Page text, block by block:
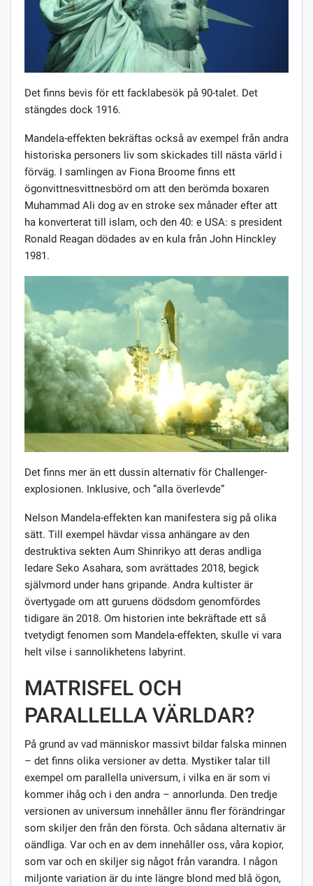
Det finns bevis för ett facklabesök på 90-talet. Det
stängdes dock 1916.
Mandela-effekten bekräftas också av exempel från andra
historiska personers liv som skickades till nästa värld i
förväg. I samlingen av Fiona Broome finns ett
ögonvittnesvittnesbörd om att den berömda boxaren
Muhammad Ali dog av en stroke sex månader efter att
ha konverterat till islam, och den 40: e USA: s president
Ronald Reagan dödades av en kula från John Hinckley
1981.
Det finns mer än ett dussin alternativ för Challenger-
explosionen. Inklusive, och ”alla överlevde”
Nelson Mandela-effekten kan manifestera sig på olika
sätt. Till exempel hävdar vissa anhängare av den
destruktiva sekten Aum Shinrikyo att deras andliga
ledare Seko Asahara, som avrättades 2018, begick
självmord under hans gripande. Andra kultister är
övertygade om att guruens dödsdom genomfördes
tidigare än 2018. Om historien inte bekräftade ett så
tvetydigt fenomen som Mandela-effekten, skulle vi vara
helt vilse i sannolikhetens labyrint.
MATRISFEL OCH
PARALLELLA VÄRLDAR?
På grund av vad människor massivt bildar falska minnen
– det finns olika versioner av detta. Mystiker talar till
exempel om parallella universum, i vilka en är som vi
kommer ihåg och i den andra – annorlunda. Den tredje
versionen av universum innehåller ännu fler förändringar
som skiljer den från den första. Och sådana alternativ är
oändliga. Var och en av dem innehåller oss, våra kopior,
som var och en skiljer sig något från varandra. I någon
miljonte variation är du inte längre blond med blå ögon,